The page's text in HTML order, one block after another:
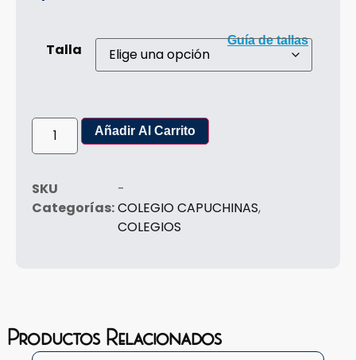
Guía de tallas
Talla
Añadir Al Carrito
SKU
-
Categorías:COLEGIO CAPUCHINAS,
COLEGIOS
Productos Relacionados